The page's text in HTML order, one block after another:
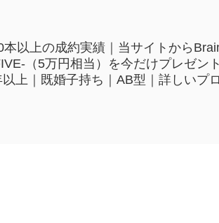
以上の成約実績｜当サイトから
（5万円相当）を今だけプレゼ
上｜既婚子持ち｜AB型｜詳しいプ